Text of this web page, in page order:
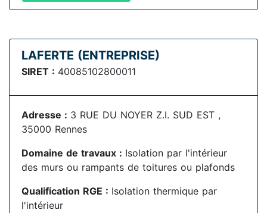
LAFERTE (ENTREPRISE)
SIRET : 40085102800011
Adresse : 3 RUE DU NOYER Z.I. SUD EST ,
35000 Rennes
Domaine de travaux : Isolation par l'intérieur
des murs ou rampants de toitures ou plafonds
Qualification RGE : Isolation thermique par
l'intérieur